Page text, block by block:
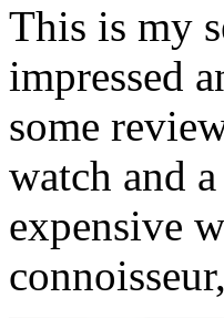
This is my
impressed
some
watch and
expensive